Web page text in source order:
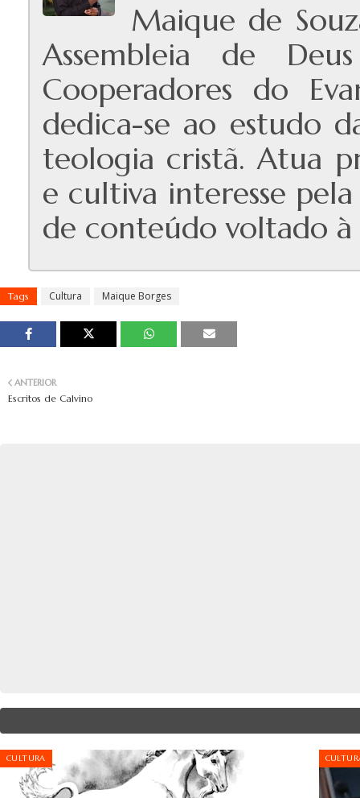
Maique de
Assembleia de
Cooperadores do
dedica-se ao estudo
teologia cristã. Atua
e cultiva interesse
de conteúdo voltado à
Tags Cultura Maique Borges
ANTERIOR
Escritos de Calvino
CULTURA